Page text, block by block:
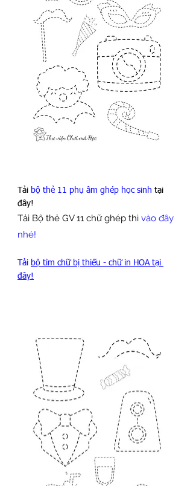
Tải bộ thẻ 11 phụ âm ghép học sinh tại
đây!
Tải Bộ thẻ GV 11 chữ ghép thì vào đây
nhé!
Tải bộ tìm chữ bị thiếu - chữ in HOA tại
đây!